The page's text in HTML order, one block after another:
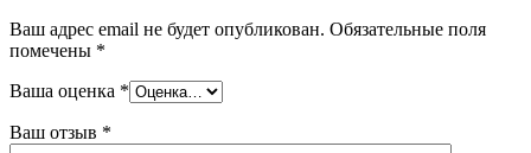
Ваш адрес email не будет опубликован. Обязательные поля
помечены *
Ваша оценка *
Ваш отзыв *